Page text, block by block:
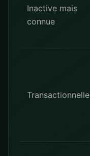
Inactive mais
connue
Transactionnelle